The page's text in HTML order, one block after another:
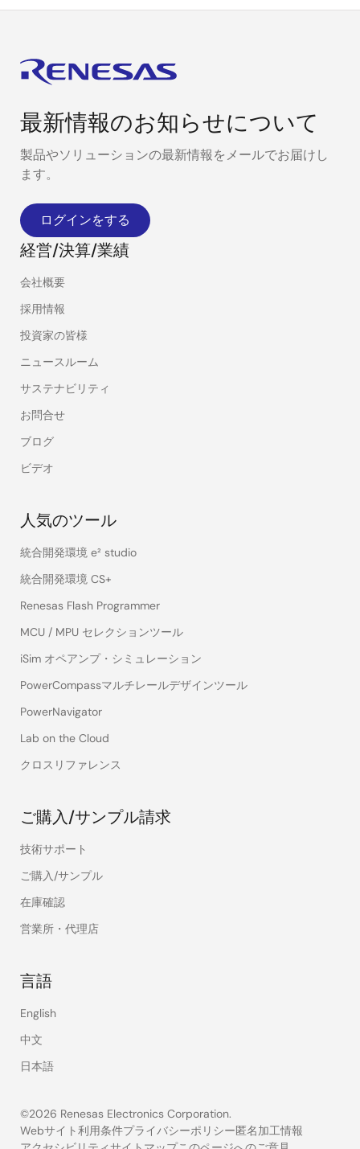
最新情報のお知らせについて
製品やソリューションの最新情報をメールでお届けし
ます。
ログインをする
経営/決算/業績
会社概要
採用情報
投資家の皆様
ニュースルーム
サステナビリティ
お問合せ
ブログ
ビデオ
人気のツール
統合開発環境 e² studio
統合開発環境 CS+
Renesas Flash Programmer
MCU / MPU セレクションツール
iSim オペアンプ・シミュレーション
PowerCompassマルチレールデザインツール
PowerNavigator
Lab on the Cloud
クロスリファレンス
ご購入/サンプル請求
技術サポート
ご購入/サンプル
在庫確認
営業所・代理店
言語
English
中文
日本語
©2026 Renesas Electronics Corporation.
Webサイト利用条件プライバシーポリシー匿名加工情報